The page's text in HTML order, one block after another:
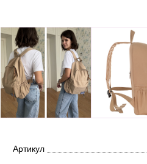
Артикул